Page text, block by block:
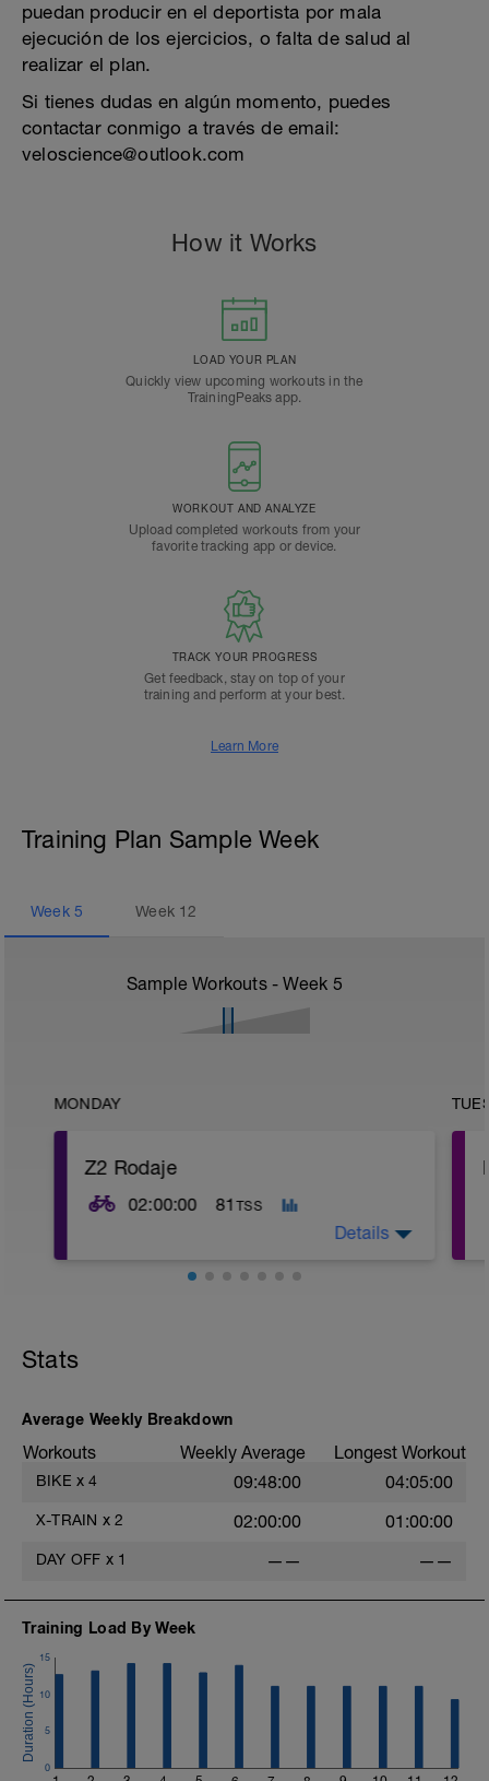
puedan producir en el deportista por mala
ejecución de los ejercicios, o falta de salud al
realizar el plan.
Si tienes dudas en algún momento, puedes
contactar conmigo a través de email:
veloscience@outlook.com
How it Works
LOAD YOUR PLAN
Quickly view upcoming workouts in the
TrainingPeaks app.
WORKOUT AND ANALYZE
Upload completed workouts from your
favorite tracking app or device.
TRACK YOUR PROGRESS
Get feedback, stay on top of your
training and perform at your best.
Learn More
Training Plan Sample Week
Week 5 Week 12
Sample Workouts - Week 5
MONDAY
Z2 Rodaje
02:00:00 81 TSS
ADJUNTO IMAGEN PERCEPCIÓN DEL
Details
Stats
Average Weekly Breakdown
Workouts Weekly Average Longest Workout
BIKE x 4 09:48:00 04:05:00
X-TRAIN x 2 02:00:00 01:00:00
DAY OFF x 1 —— ——
Training Load By Week
0
5
10
15